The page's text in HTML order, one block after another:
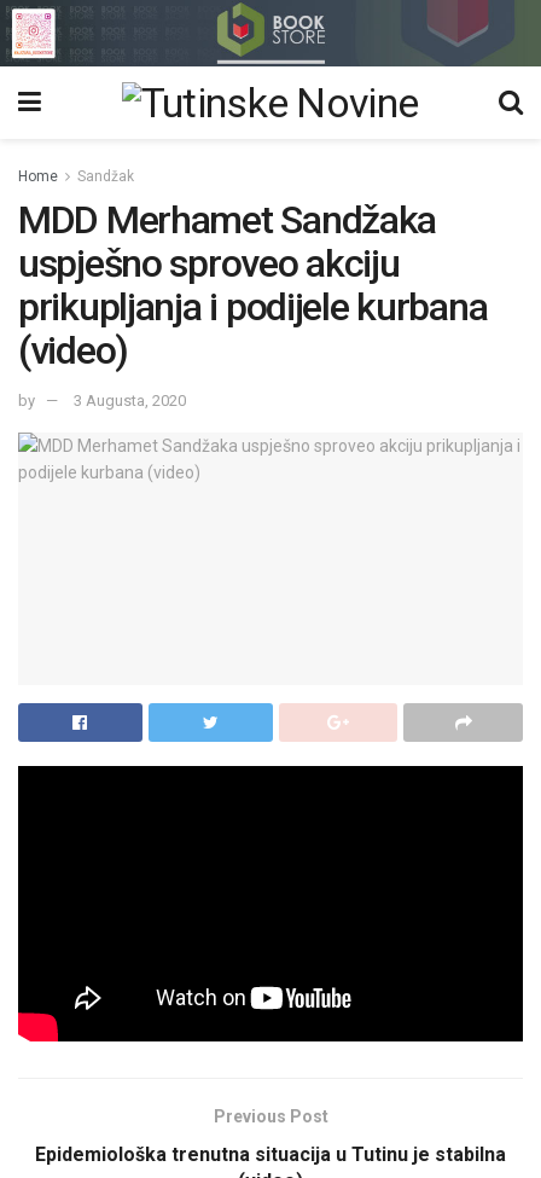
Home Sandžak
MDD Merhamet Sandžaka
uspješno sproveo akciju
prikupljanja i podijele kurbana
(video)
by 3 Augusta, 2020
Previous Post
Epidemiološka trenutna situacija u Tutinu je stabilna